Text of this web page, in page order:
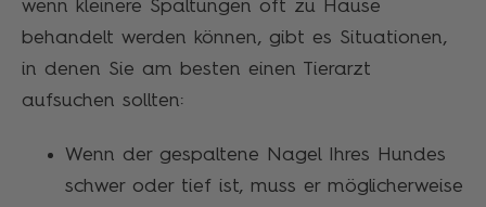
wenn kleinere Spaltungen oft zu Hause
behandelt werden können, gibt es Situationen,
in denen Sie am besten einen Tierarzt
aufsuchen sollten:
Wenn der gespaltene Nagel Ihres Hundes
schwer oder tief ist, muss er möglicherweise